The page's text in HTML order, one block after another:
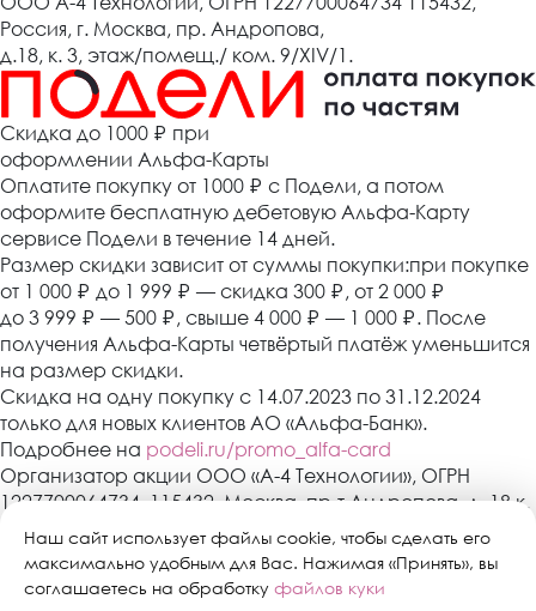
Наш сайт использует файлы cookie, чтобы сделать его
максимально удобным для Вас. Нажимая «Принять», вы
соглашаетесь на обработку файлов куки
Россия, г. Москва, пр. Андропова,
д.18, к. 3, этаж/помещ./ ком. 9/XIV/1.
Cкидка до 1000 ₽ при
оформлении Альфа-Карты
Оплатите покупку от 1000 ₽ с Подели, а потом
оформите бесплатную дебетовую Альфа-Карту
сервисе Подели в течение 14 дней.
Размер скидки зависит от суммы покупки:при покупке
от 1 000 ₽ до 1 999 ₽ — скидка 300 ₽ , от 2 000 ₽
до 3 999 ₽ — 500 ₽ , свыше 4 000 ₽ — 1 000 ₽. После
получения Альфа-Карты четвёртый платёж уменьшится
на размер скидки.
Скидка на одну покупку с 14.07.2023 по 31.12.2024
только для новых клиентов АО «Альфа-Банк».
Подробнее на podeli.ru/promo_alfa-card
Организатор акции ООО «А-4 Технологии», ОГРН
1227700064734, 115432, Москва, пр-т Андропова, д. 18 к.
3, эт./пом./ком. 9/XIV/1. АО «Альфа-Банк»,
Генеральная лицензия банка России № 1326 от 16
января 2015 г. Скидка предоставляется один раз в